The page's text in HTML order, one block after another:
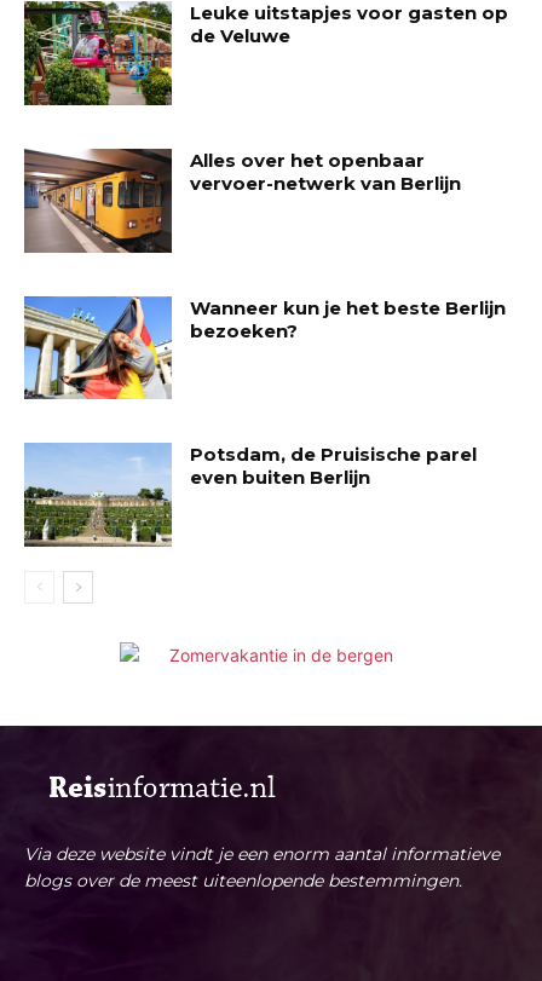
Leuke uitstapjes voor gasten op
de Veluwe
Alles over het openbaar
vervoer-netwerk van Berlijn
Wanneer kun je het beste Berlijn
bezoeken?
Potsdam, de Pruisische parel
even buiten Berlijn
Via deze website vindt je een enorm aantal informatieve
blogs over de meest uiteenlopende bestemmingen.